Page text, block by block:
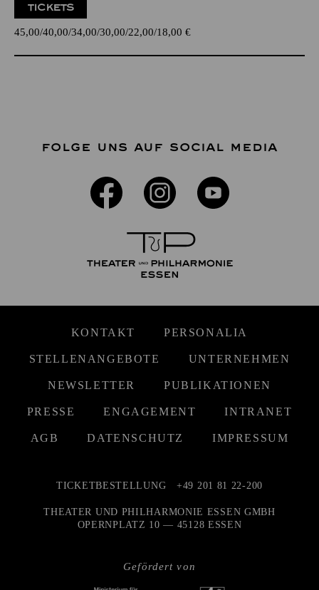
TICKETS
45,00 40,00 34,00 30,00 22,00 18,00 €
FOLGE UNS AUF SOCIAL MEDIA
KONTAKT PERSONALIA
STELLENANGEBOTE UNTERNEHMEN
NEWSLETTER PUBLIKATIONEN
PRESSE ENGAGEMENT INTRANET
AGB DATENSCHUTZ IMPRESSUM
Gefördert von
TICKETBESTELLUNG +49 201 81 22-200
THEATER UND PHILHARMONIE ESSEN GMBH
OPERNPLATZ 10 — 45128 ESSEN